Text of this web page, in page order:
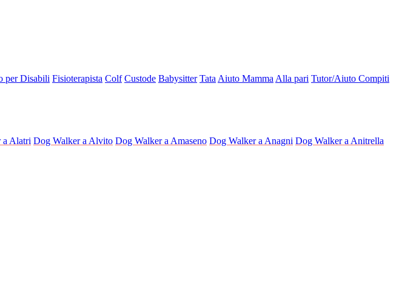
per Disabili Fisioterapista Colf Custode Babysitter Tata Aiuto Mamma Alla pari Tutor/Aiuto Compiti
a Alatri Dog Walker a Alvito Dog Walker a Amaseno Dog Walker a Anagni Dog Walker a Anitrella